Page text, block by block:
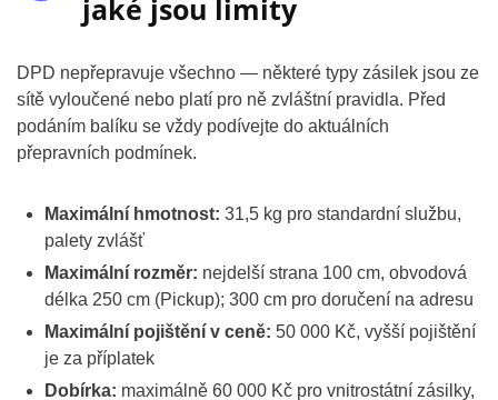
jaké jsou limity
DPD nepřepravuje všechno — některé typy zásilek jsou ze
sítě vyloučené nebo platí pro ně zvláštní pravidla. Před
podáním balíku se vždy podívejte do aktuálních
přepravních podmínek.
Maximální hmotnost: 31,5 kg pro standardní službu,
palety zvlášť
Maximální rozměr: nejdelší strana 100 cm, obvodová
délka 250 cm (Pickup); 300 cm pro doručení na adresu
Maximální pojištění v ceně: 50 000 Kč, vyšší pojištění
je za příplatek
Dobírka: maximálně 60 000 Kč pro vnitrostátní zásilky,